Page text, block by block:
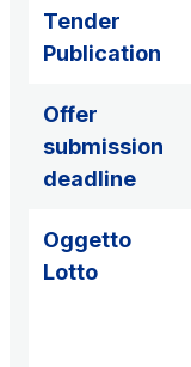
Network Km: 32
Concession
Società
Network Km: 55
Concession
Tangenziale di
Network Km: 20
Concession
Tender
Publication
Offer
submission
deadline
Oggetto
Lotto